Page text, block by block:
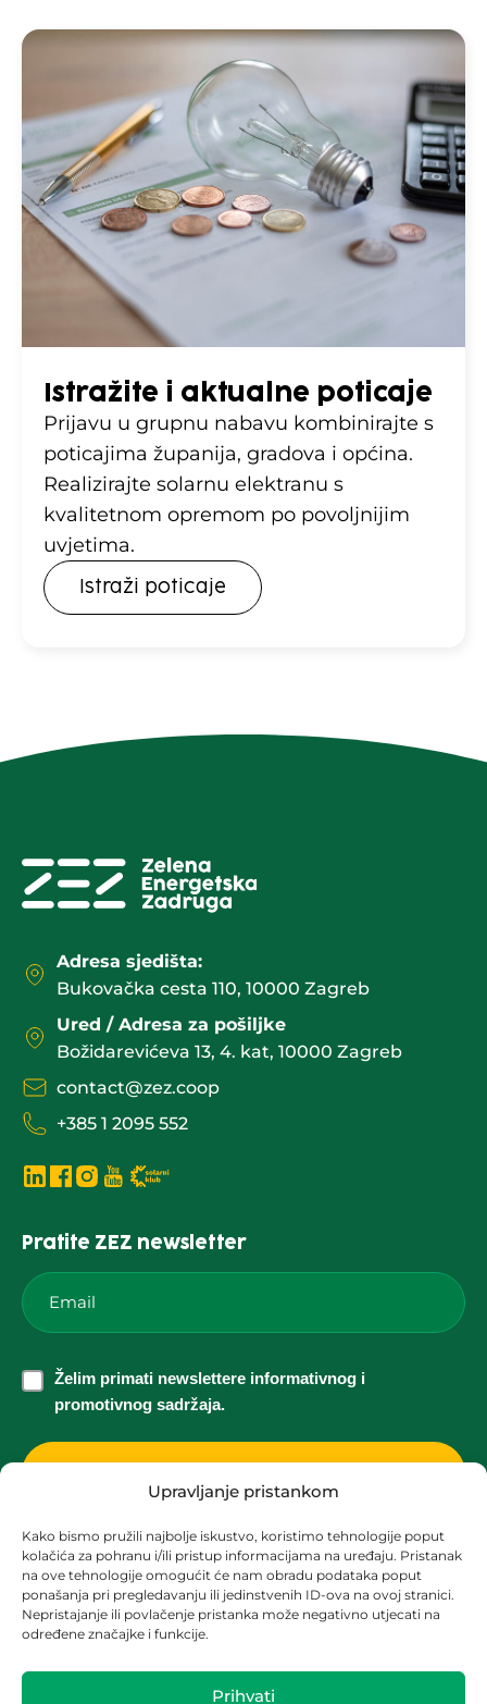
Upravljanje pristankom
Kako bismo pružili najbolje iskustvo, koristimo tehnologije poput
kolačića za pohranu i/ili pristup informacijama na uređaju. Pristanak
na ove tehnologije omogućit će nam obradu podataka poput
ponašanja pri pregledavanju ili jedinstvenih ID-ova na ovoj stranici.
Nepristajanje ili povlačenje pristanka može negativno utjecati na
određene značajke i funkcije.
Prihvati
Istražite i aktualne poticaje
Prijavu u grupnu nabavu kombinirajte s
poticajima županija, gradova i općina.
Realizirajte solarnu elektranu s
kvalitetnom opremom po povoljnijim
uvjetima.
Istraži poticaje
Adresa sjedišta:
Bukovačka cesta 110, 10000 Zagreb
Ured / Adresa za pošiljke
Božidarevićeva 13, 4. kat, 10000 Zagreb
contact@zez.coop
+385 1 2095 552
Pratite ZEZ newsletter
Email
*
Želim
primati
informativnog
sadržaja.
*
Želim primati newslettere informativnog i
promotivnog sadržaja.
Korisnička podrška za solarne elektrane
solari@zez.coop
+ 385 91 2090 403
+ 385 1 2090 404